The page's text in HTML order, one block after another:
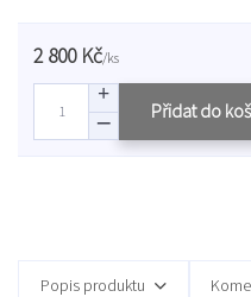
2 800 Kč/ks
Přidat do
Popis produktu